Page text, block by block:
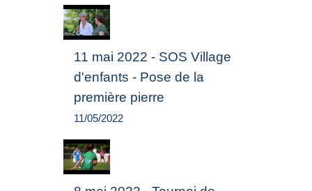
11 mai 2022 - SOS Village
d'enfants - Pose de la
première pierre
11/05/2022